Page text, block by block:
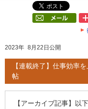
2023年 8月22日公開
【連載終了】仕事効率
帖
【アーカイブ記事】以